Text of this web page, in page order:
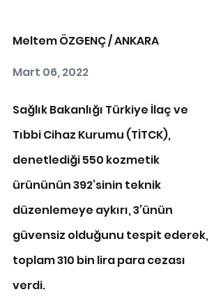
Meltem ÖZGENÇ / ANKARA
Mart 06, 2022
Sağlık Bakanlığı Türkiye İlaç ve
Tıbbi Cihaz Kurumu (TİTCK),
denetlediği 550 kozmetik
ürününün 392’sinin teknik
düzenlemeye aykırı, 3’ünün
güvensiz olduğunu tespit ederek,
toplam 310 bin lira para cezası
verdi.